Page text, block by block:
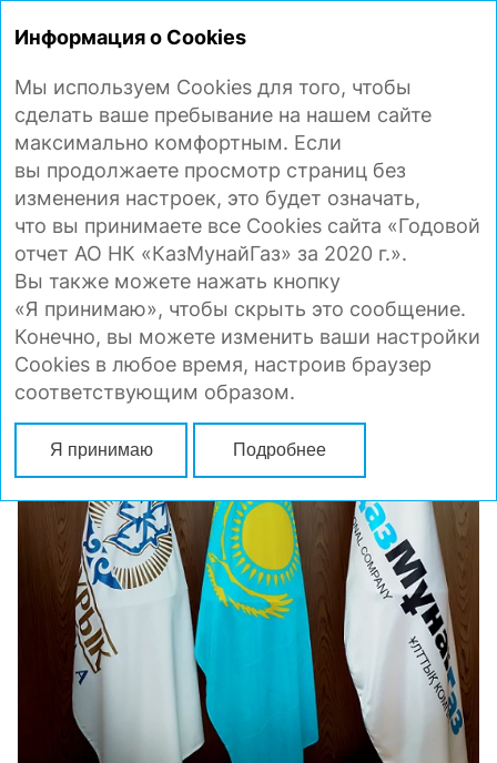
ОТЧЕТ 2020
ЗАЯВЛЕНИЕ ОБ ОТВЕТСТВЕННОСТИ
Информация о Cookies
Мы используем Cookies для того, чтобы
сделать ваше пребывание на нашем сайте
максимально комфортным. Если
вы продолжаете просмотр страниц без
изменения настроек, это будет означать,
что вы принимаете все Cookies сайта «Годовой
отчет АО НК «КазМунайГаз» за 2020 г.».
Вы также можете нажать кнопку
«Я принимаю», чтобы скрыть это сообщение.
Конечно, вы можете изменить ваши настройки
Cookies в любое время, настроив браузер
соответствующим образом.
Я принимаю Подробнее